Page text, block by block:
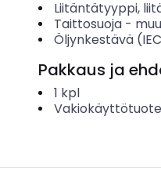
Liitäntätyyppi,
Taittosuoja- muu
Öljynkestävä
Pakkaus ja
1 kpl
Vakiokäyttötuote